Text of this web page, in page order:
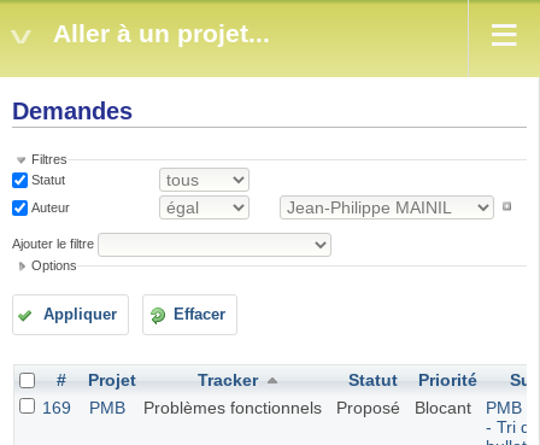
Aller à un projet...
Demandes
Filtres
Statut
Auteur
Ajouter le filtre
Options
Appliquer Effacer
# Projet Tracker Statut Priorité
169
PMB Problèmes fonctionnels Proposé Blocant
PMB
- Tri